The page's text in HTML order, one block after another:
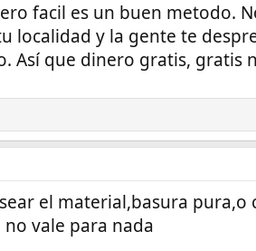
facil es un buen metodo.
localidad y la gente te
Así que dinero gratis, gratis
el material,basura pura,o
vale para nada